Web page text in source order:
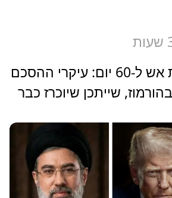
הפסקת אש ל-60 יום: עיקרי ההסכם
שייתכן שיוכרז כבר